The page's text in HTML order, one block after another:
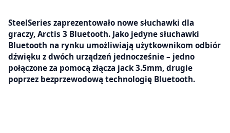
SteelSeries zaprezentowało nowe słuchawki dla
graczy, Arctis 3 Bluetooth. Jako jedyne słuchawki
Bluetooth na rynku umożliwiają użytkownikom odbiór
dźwięku z dwóch urządzeń jednocześnie – jedno
połączone za pomocą złącza jack 3.5mm, drugie
poprzez bezprzewodową technologię Bluetooth.